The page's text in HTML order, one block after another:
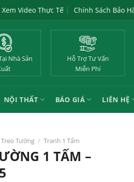
Xem Video Thực Tế Chính Sách Bảo
Nhà Sản
Hỗ Trợ Tư Vấn
Miễn Phí
NỘI THẤT BÁO GIÁ LIÊN HỆ
Tường / Tranh 1 Tấm
1 TẤM –